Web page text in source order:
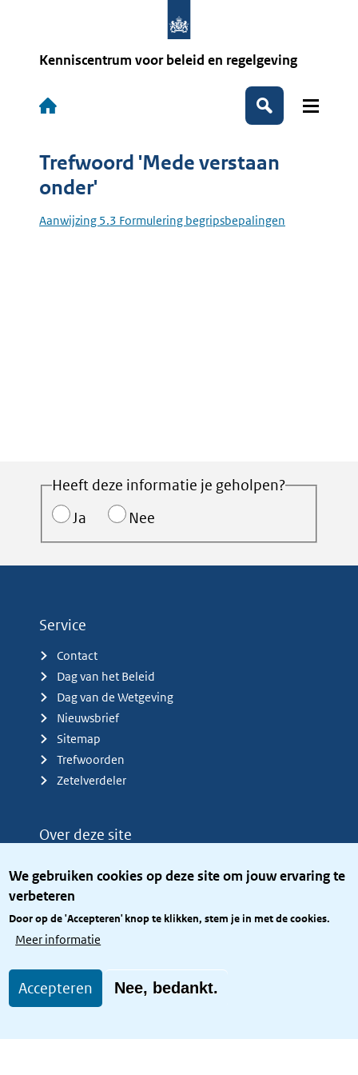
We gebruiken cookies op deze site om jouw ervaring te
verbeteren
Door op de 'Accepteren' knop te klikken, stem je in met de cookies.
Meer informatie
Accepteren Nee, bedankt.
Kenniscentrum voor beleid en regelgeving
Hoofdnavigatie
Zoeken
Trefwoord 'Mede verstaan
onder'
Aanwijzing 5.3 Formulering begripsbepalingen
Heeft deze informatie je geholpen?
Ja
Nee
Service
Contact
Dag van het Beleid
Dag van de Wetgeving
Nieuwsbrief
Sitemap
Trefwoorden
Zetelverdeler
Over deze site
Privacy
Toegang site openbaar
Toegankelijkheid